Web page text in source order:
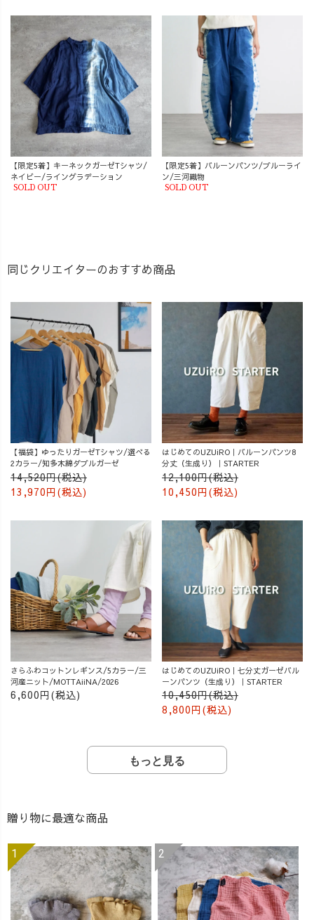
【限定5着】キーネックガーゼTシャツ/
ネイビー/ライングラデーション
SOLD OUT
【限定5着】バルーンパンツ/ブルーライ
ン/三河織物
SOLD OUT
同じクリエイターのおすすめ商品
【福袋】ゆったりガーゼTシャツ/選べる
2カラー/知多木綿ダブルガーゼ
14,520円(税込)
13,970円(税込)
はじめてのUZUiRO｜バルーンパンツ8
分丈（生成り）｜STARTER
12,100円(税込)
10,450円(税込)
さらふわコットンレギンス/5カラー/三
河産ニット/MOTTAiiNA/2026
6,600円(税込)
はじめてのUZUiRO｜七分丈ガーゼバル
ーンパンツ（生成り）｜STARTER
10,450円(税込)
8,800円(税込)
もっと見る
贈り物に最適な商品